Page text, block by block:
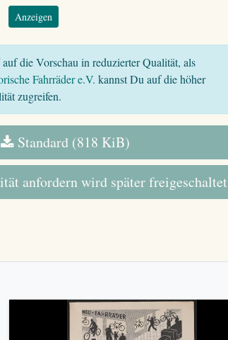
Anzeigen
die Vorschau in reduzierter Qualität, als
Fahrräder e.V. kannst Du auf die höher
zugreifen.
Standard (818 KiB)
anfordern wird später freigeschaltet